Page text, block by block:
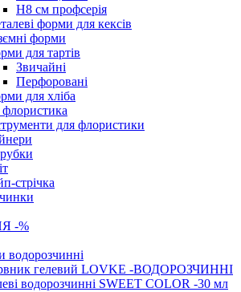
Н8 см профсерія
форми для кексів
форми
для тартів
Звичайні
Перфоровані
для хліба
для флористики
стрічка
-%
водорозчинні
гелевий LOVKE -ВОДОРОЗЧИННІ
водорозчинні SWEET COLOR -30 мл